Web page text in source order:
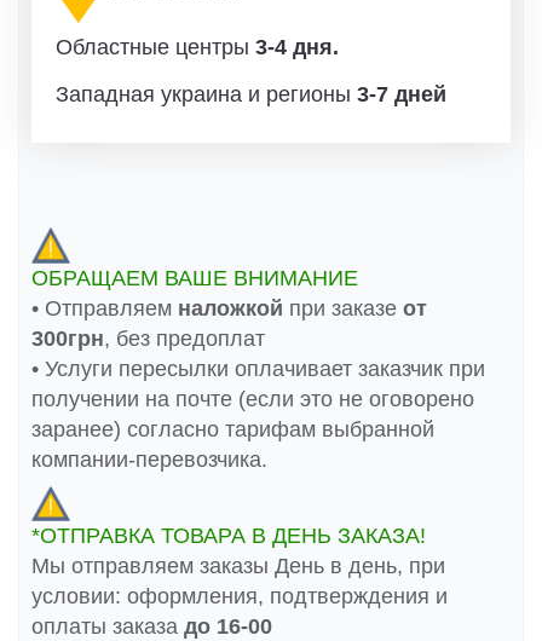
Областные центры 3-4 дня.
Западная украина и регионы 3-7 дней
ОБРАЩАЕМ ВАШЕ ВНИМАНИЕ
• Отправляем наложкой при заказе от
300грн, без предоплат
• Услуги пересылки оплачивает заказчик при
получении на почте (если это не оговорено
заранее) согласно тарифам выбранной
компании-перевозчика.
*ОТПРАВКА ТОВАРА В ДЕНЬ ЗАКАЗА!
Мы отправляем заказы День в день, при
условии: оформления, подтверждения и
оплаты заказа до 16-00